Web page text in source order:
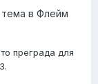
тема в Флейм
преграда для